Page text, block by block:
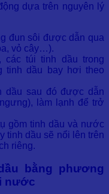
dựa trên nguyên lý
đun sôi được dẫn qua
vỏ cây…).
các túi tinh dầu trong
tinh dầu bay hơi theo
dầu sau đó được dẫn
làm lạnh để trở
gồm tinh dầu và nước
tinh dầu sẽ nổi lên trên
riêng.
bằng phương
nước